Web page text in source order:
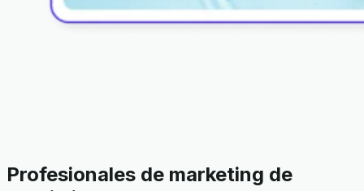
Profesionales de marketing de